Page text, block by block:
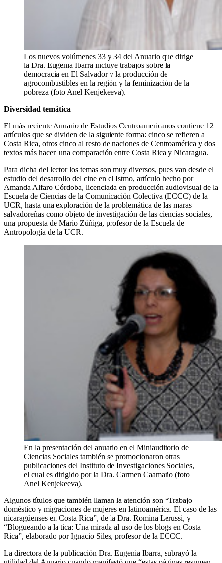
Los nuevos volúmenes 33 y 34 del Anuario que dirige
la Dra. Eugenia Ibarra incluye trabajos sobre la
democracia en El Salvador y la producción de
agrocombustibles en la región y la feminización de la
pobreza (foto Anel Kenjekeeva).
Diversidad temática
El más reciente Anuario de Estudios Centroamericanos contiene 12
artículos que se dividen de la siguiente forma: cinco se refieren a
Costa Rica, otros cinco al resto de naciones de Centroamérica y dos
textos más hacen una comparación entre Costa Rica y Nicaragua.
Para dicha del lector los temas son muy diversos, pues van desde el
estudio del desarrollo del cine en el Istmo, artículo hecho por
Amanda Alfaro Córdoba, licenciada en producción audiovisual de la
Escuela de Ciencias de la Comunicación Colectiva (ECCC) de la
UCR, hasta una exploración de la problemática de las maras
salvadoreñas como objeto de investigación de las ciencias sociales,
una propuesta de Mario Zúñiga, profesor de la Escuela de
Antropología de la UCR.
En la presentación del anuario en el Miniauditorio de
Ciencias Sociales también se promocionaron otras
publicaciones del Instituto de Investigaciones Sociales,
el cual es dirigido por la Dra. Carmen Caamaño (foto
Anel Kenjekeeva).
Algunos títulos que también llaman la atención son “Trabajo
doméstico y migraciones de mujeres en latinoamérica. El caso de las
nicaragüenses en Costa Rica”, de la Dra. Romina Lerussi, y
“Blogueando a la tica: Una mirada al uso de los blogs en Costa
Rica”, elaborado por Ignacio Siles, profesor de la ECCC.
La directora de la publicación Dra. Eugenia Ibarra, subrayó la